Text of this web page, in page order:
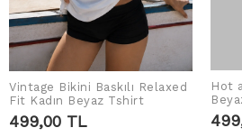
SEPETE EKLE
Vintage Bikini Baskılı Relaxed
Fit Kadın Beyaz Tshirt
499,00 TL
Hot